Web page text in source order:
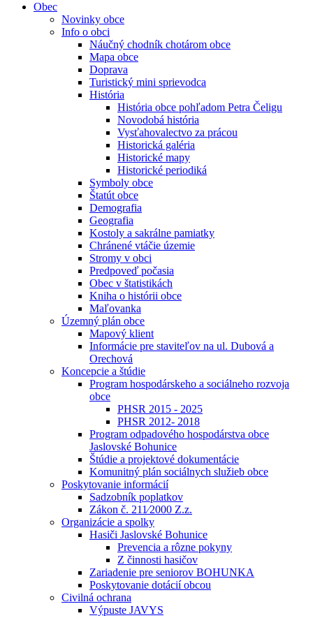
Obec
Novinky obce
Info o obci
Náučný chodník chotárom obce
Mapa obce
Doprava
Turistický mini sprievodca
História
História obce pohľadom Petra Čeligu
Novodobá história
Vysťahovalectvo za prácou
Historická galéria
Historické mapy
Historické periodiká
Symboly obce
Štatút obce
Demografia
Geografia
Kostoly a sakrálne pamiatky
Chránené vtáčie územie
Stromy v obci
Predpoveď počasia
Obec v štatistikách
Kniha o histórii obce
Maľovanka
Územný plán obce
Mapový klient
Informácie pre staviteľov na ul. Dubová a
Orechová
Koncepcie a štúdie
Program hospodárskeho a sociálneho rozvoja
obce
PHSR 2015 - 2025
PHSR 2012- 2018
Program odpadového hospodárstva obce
Jaslovské Bohunice
Štúdie a projektové dokumentácie
Komunitný plán sociálnych služieb obce
Poskytovanie informácií
Sadzobník poplatkov
Zákon č. 211⁄2000 Z.z.
Organizácie a spolky
Hasiči Jaslovské Bohunice
Prevencia a rôzne pokyny
Z činnosti hasičov
Zariadenie pre seniorov BOHUNKA
Poskytovanie dotácií obcou
Civilná ochrana
Výpuste JAVYS